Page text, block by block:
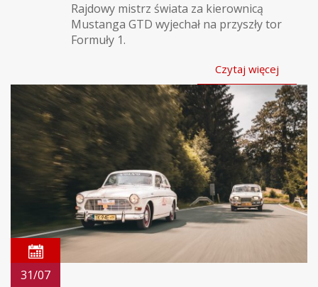
Rajdowy mistrz świata za kierownicą
Mustanga GTD wyjechał na przyszły tor
Formuły 1.
Czytaj więcej
31/07